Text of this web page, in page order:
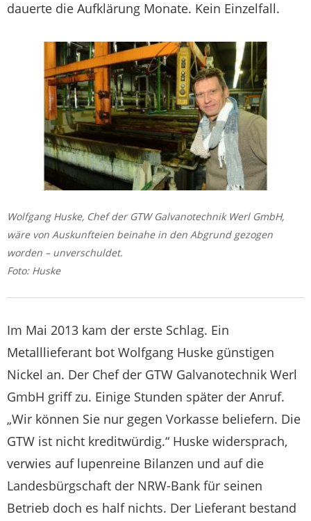
dauerte die Aufklärung Monate. Kein Einzelfall.
Wolfgang Huske, Chef der GTW Galvanotechnik Werl GmbH,
wäre von Auskunfteien beinahe in den Abgrund gezogen
worden – unverschuldet.
Foto: Huske
Im Mai 2013 kam der erste Schlag. Ein
Metalllieferant bot Wolfgang Huske günstigen
Nickel an. Der Chef der GTW Galvanotechnik Werl
GmbH griff zu. Einige Stunden später der Anruf.
„Wir können Sie nur gegen Vorkasse beliefern. Die
GTW ist nicht kreditwürdig.“ Huske widersprach,
verwies auf lupenreine Bilanzen und auf die
Landesbürgschaft der NRW-Bank für seinen
Betrieb doch es half nichts. Der Lieferant bestand